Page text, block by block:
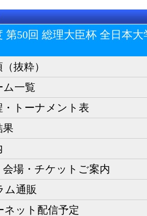
第50回 総理大臣杯 全日本
抜粋）
ム一覧
・トーナメント表
果
場・チケットご案内
ム通販
ネット配信予定